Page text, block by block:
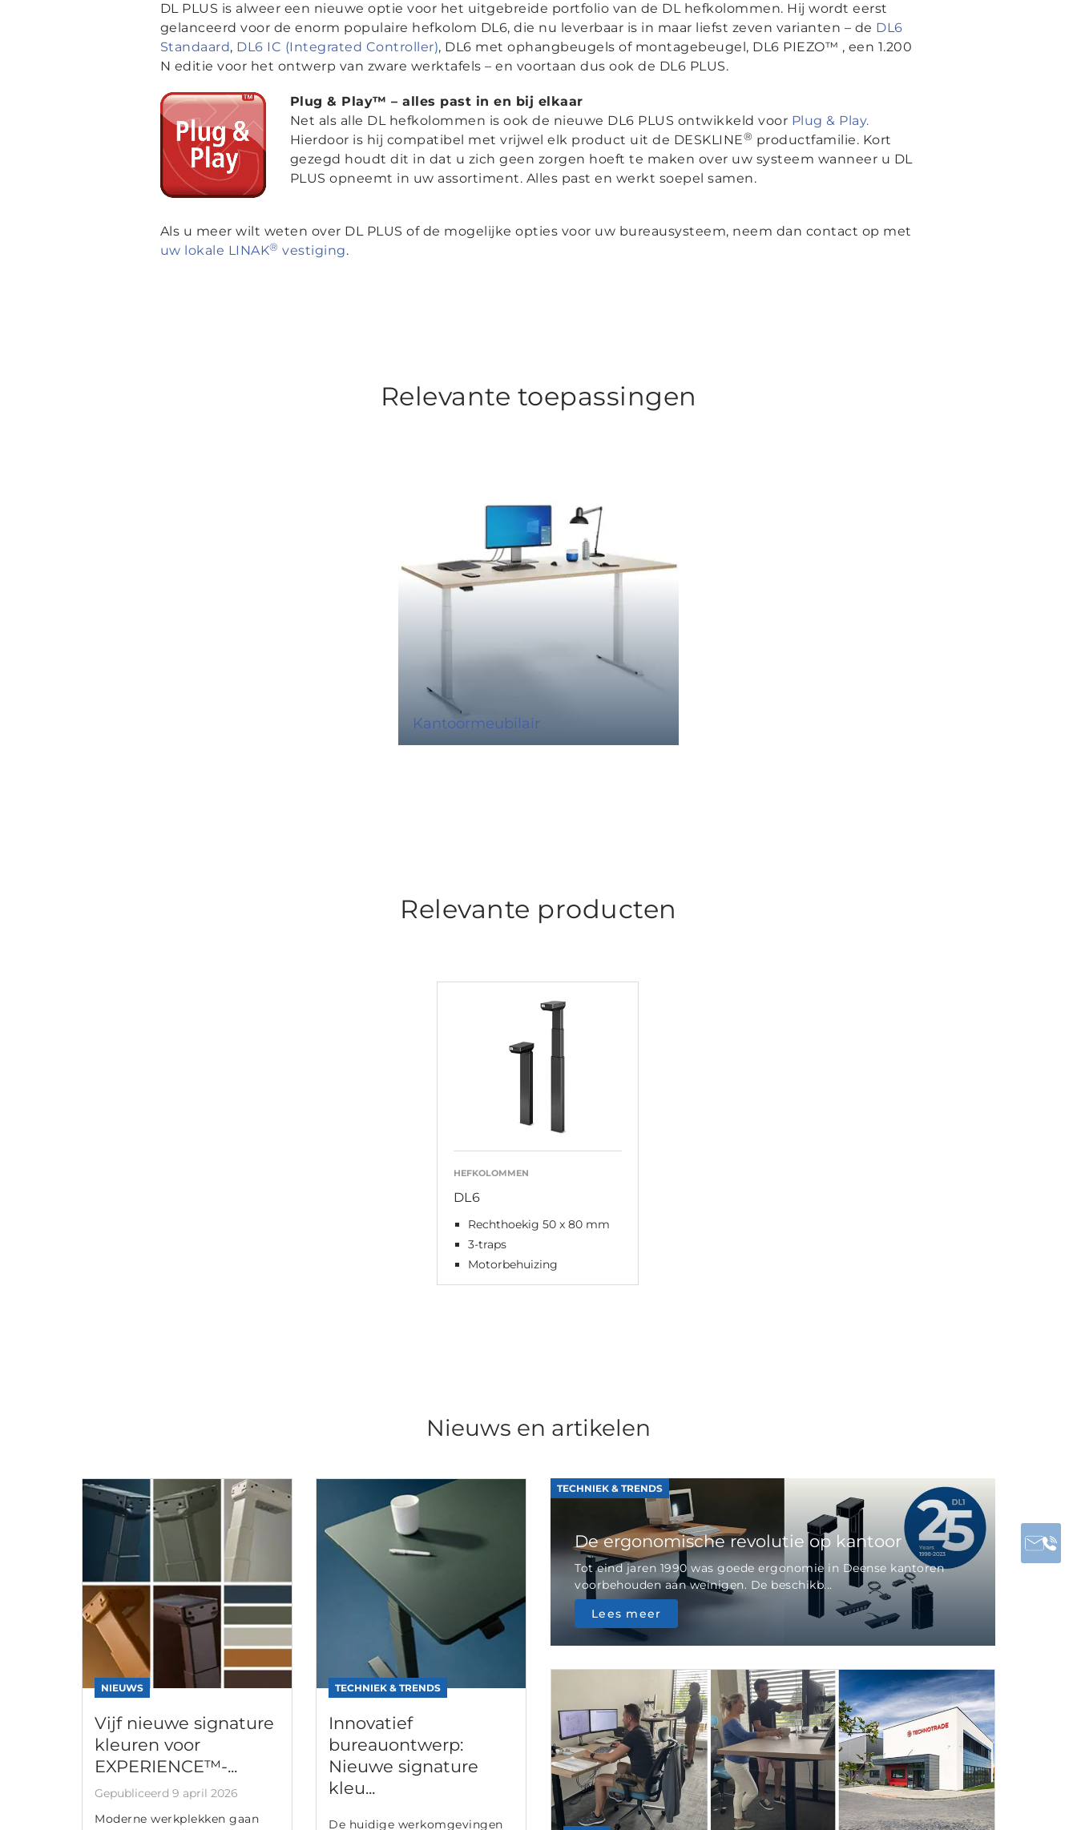
DL PLUS is alweer een nieuwe optie voor het uitgebreide portfolio van de DL hefkolommen. Hij wordt eerst
gelanceerd voor de enorm populaire hefkolom DL6, die nu leverbaar is in maar liefst zeven varianten – de DL6
Standaard, DL6 IC (Integrated Controller), DL6 met ophangbeugels of montagebeugel, DL6 PIEZO™ , een 1.200
N editie voor het ontwerp van zware werktafels – en voortaan dus ook de DL6 PLUS.
Plug & Play™ – alles past in en bij elkaar
Net als alle DL hefkolommen is ook de nieuwe DL6 PLUS ontwikkeld voor Plug & Play.
Hierdoor is hij compatibel met vrijwel elk product uit de DESKLINE® productfamilie. Kort
gezegd houdt dit in dat u zich geen zorgen hoeft te maken over uw systeem wanneer u DL
PLUS opneemt in uw assortiment. Alles past en werkt soepel samen.
Als u meer wilt weten over DL PLUS of de mogelijke opties voor uw bureausysteem, neem dan contact op met
uw lokale LINAK® vestiging.
Relevante toepassingen
Kantoormeubilair
Relevante producten
HEFKOLOMMEN
DL6
Rechthoekig 50 x 80 mm
3-traps
Motorbehuizing
Nieuws en artikelen
NIEUWS
Vijf nieuwe signature
kleuren voor
EXPERIENCE™-...
Gepubliceerd 9 april 2026
Moderne werkplekken gaan
TECHNIEK & TRENDS
Innovatief
bureauontwerp:
Nieuwe signature
kleu...
De huidige werkomgevingen
TECHNIEK & TRENDS
De ergonomische revolutie op kantoor
Tot eind jaren 1990 was goede ergonomie in Deense kantoren
voorbehouden aan weinigen. De beschikb...
Lees meer